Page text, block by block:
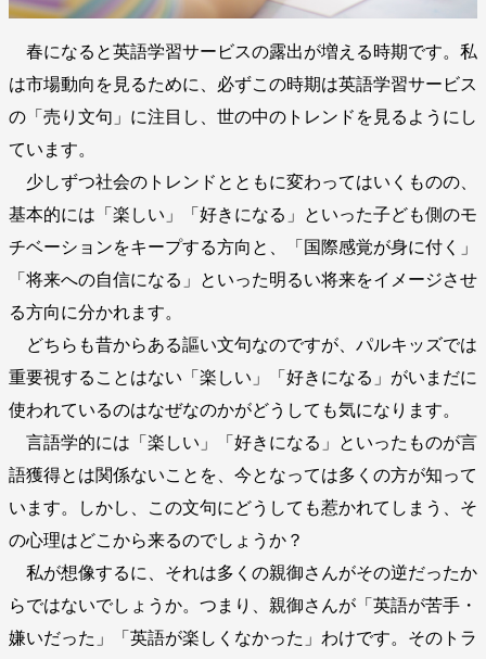
春になると英語学習サービスの露出が増える時期です。私
は市場動向を見るために、必ずこの時期は英語学習サービス
の「売り文句」に注目し、世の中のトレンドを見るようにし
ています。
少しずつ社会のトレンドとともに変わってはいくものの、
基本的には「楽しい」「好きになる」といった子ども側のモ
チベーションをキープする方向と、「国際感覚が身に付く」
「将来への自信になる」といった明るい将来をイメージさせ
る方向に分かれます。
どちらも昔からある謳い文句なのですが、パルキッズでは
重要視することはない「楽しい」「好きになる」がいまだに
使われているのはなぜなのかがどうしても気になります。
言語学的には「楽しい」「好きになる」といったものが言
語獲得とは関係ないことを、今となっては多くの方が知って
います。しかし、この文句にどうしても惹かれてしまう、そ
の心理はどこから来るのでしょうか？
私が想像するに、それは多くの親御さんがその逆だったか
らではないでしょうか。つまり、親御さんが「英語が苦手・
嫌いだった」「英語が楽しくなかった」わけです。そのトラ